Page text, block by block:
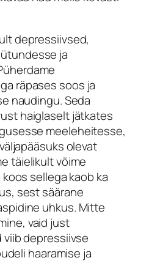
depressiivsed,
ja
räpases soos ja
naudingu. Seda
haiglaselt jätkates
meeleheitesse,
olevat
täielikult võime
sellega kaob ka
sest säärane
uhkus. Mitte
vaid just
depressiivse
haaramise ja